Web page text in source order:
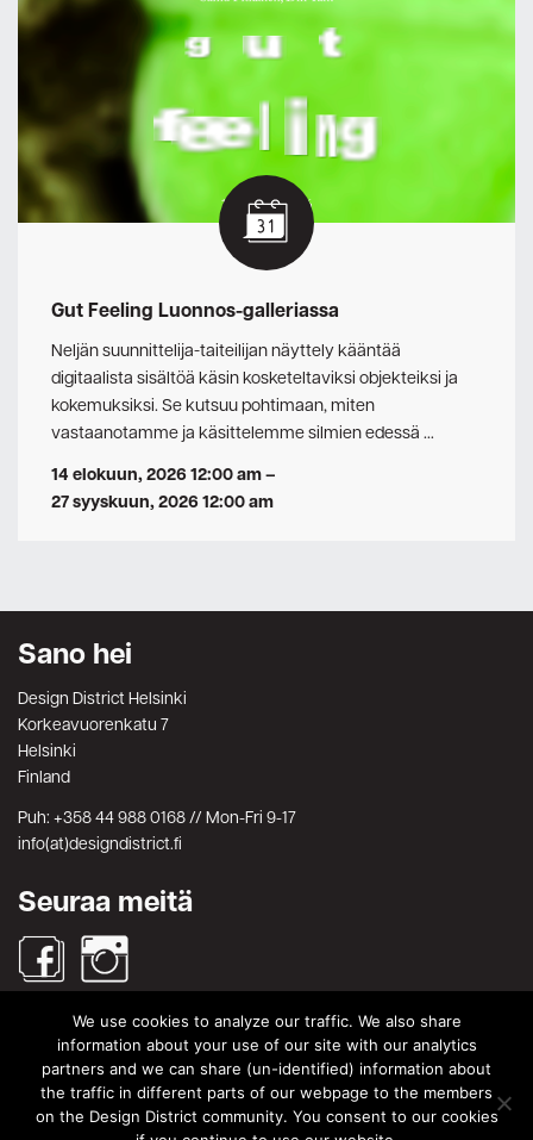
Gut Feeling Luonnos-galleriassa
Neljän suunnittelija-taiteilijan näyttely kääntää
digitaalista sisältöä käsin kosketeltaviksi objekteiksi ja
kokemuksiksi. Se kutsuu pohtimaan, miten
vastaanotamme ja käsittelemme silmien edessä …
14 elokuun, 2026 12:00 am–
27 syyskuun, 2026 12:00 am
Sano hei
Design District Helsinki
Korkeavuorenkatu 7
Helsinki
Finland
Puh: +358 44 988 0168 // Mon-Fri 9-17
info(at)designdistrict.fi
Seuraa meitä
Haku
Search
for:
Search
We use cookies to analyze our traffic. We also share
information about your use of our site with our analytics
partners and we can share (un-identified) information about
the traffic in different parts of our webpage to the members
on the Design District community. You consent to our cookies